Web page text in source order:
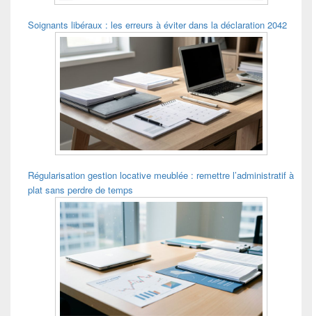
Soignants libéraux : les erreurs à éviter dans la déclaration 2042
Régularisation gestion locative meublée : remettre l’administratif à
plat sans perdre de temps